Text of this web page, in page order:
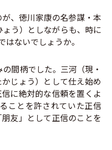
、徳川家康の名参謀・本
う）としながらも、時に
ないでしょうか。
間柄でした。三河（現・
じょう）として仕え始め
に絶対的な信頼を置くよ
ことを許されていた正信
友」として正信のことを